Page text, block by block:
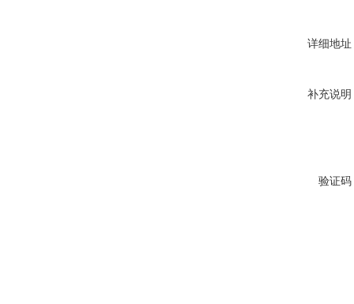
详细地址
补充说明
验证码